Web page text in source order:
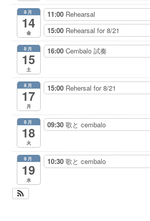
8月
14
金
11:00 Rehearsal
15:00 Rehearsal for 8/21
8月
15
土
16:00 Cembalo 試奏
8月
17
月
15:00 Rehersal for 8/21
8月
18
火
09:30 歌と cembalo
8月
19
水
10:30 歌と cembalo